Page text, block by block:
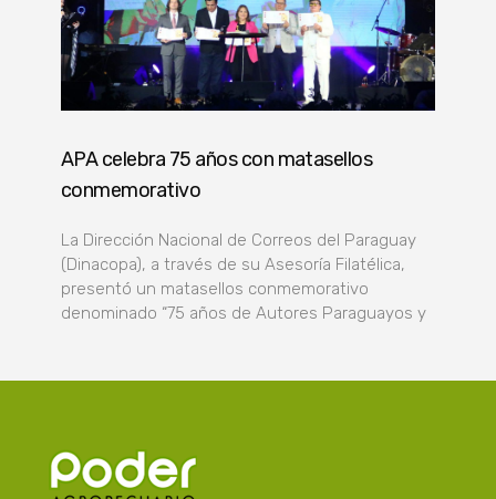
APA celebra 75 años con matasellos
conmemorativo
La Dirección Nacional de Correos del Paraguay
(Dinacopa), a través de su Asesoría Filatélica,
presentó un matasellos conmemorativo
denominado “75 años de Autores Paraguayos y